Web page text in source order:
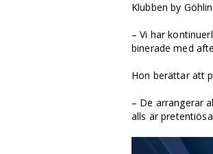
Klubben by
– Vi har
binerade med
Hon berättar att
– De arrangerar
alls är